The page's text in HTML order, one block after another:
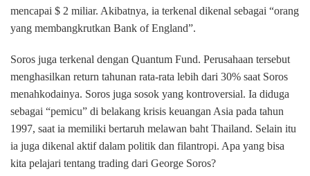
mencapai $ 2 miliar. Akibatnya, ia terkenal dikenal sebagai “orang
yang membangkrutkan Bank of England”.
Soros juga terkenal dengan Quantum Fund. Perusahaan tersebut
menghasilkan return tahunan rata-rata lebih dari 30% saat Soros
menahkodainya. Soros juga sosok yang kontroversial. Ia diduga
sebagai “pemicu” di belakang krisis keuangan Asia pada tahun
1997, saat ia memiliki bertaruh melawan baht Thailand. Selain itu
ia juga dikenal aktif dalam politik dan filantropi. Apa yang bisa
kita pelajari tentang trading dari George Soros?